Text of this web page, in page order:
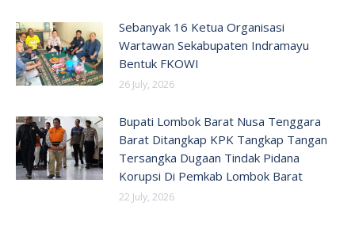
Sebanyak 16 Ketua Organisasi
Wartawan Sekabupaten Indramayu
Bentuk FKOWI
26 July, 2026
Bupati Lombok Barat Nusa Tenggara
Barat Ditangkap KPK Tangkap Tangan
Tersangka Dugaan Tindak Pidana
Korupsi Di Pemkab Lombok Barat
22 July, 2026